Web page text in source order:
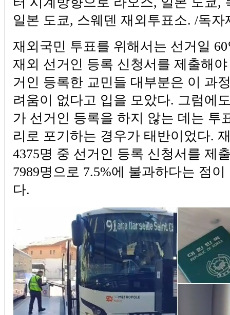
일본 도쿄, 스웨덴 재외투표소. /독자
재외국민 투표를 위해서는 선거일
재외 선거인 등록 신청서를 제출해
거인 등록한 교민들 대부분은 이 과
려움이 없다고 입을 모았다. 그럼에
가 선거인 등록을 하지 않는 데는 투
리로 포기하는 경우가 태반이었다.
4375명 중 선거인 등록 신청서를 제
7989명으로 7.5%에 불과하다는 점
다.